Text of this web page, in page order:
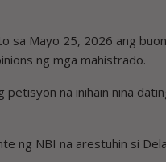
sa Mayo 25, 2026 ang
ng mga mahistrado.
petisyon na inihain nina
ng NBI na arestuhin si